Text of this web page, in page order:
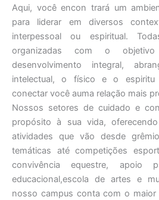
Aqui, você encon trará um
para liderar em diversos
interpessoal ou espiritual.
organizadas com o
desenvolvimento integral,
intelectual, o físico e o espiritu
conectar você auma relação mais
Nossos setores de cuidado e
propósito à sua vida,
atividades que vão desde
temáticas até competições
convivência equestre, apoio
educacional,escola de artes e
nosso campus conta com o